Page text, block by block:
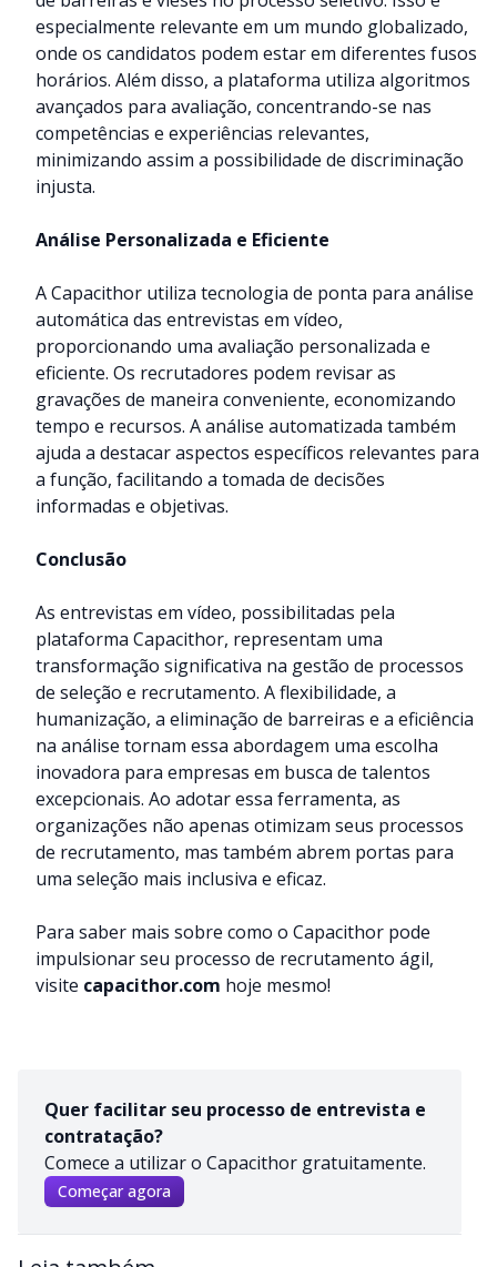
especialmente relevante em um mundo globalizado,
onde os candidatos podem estar em diferentes fusos
horários. Além disso, a plataforma utiliza algoritmos
avançados para avaliação, concentrando-se nas
competências e experiências relevantes,
minimizando assim a possibilidade de discriminação
injusta.
Análise Personalizada e Eficiente
A Capacithor utiliza tecnologia de ponta para análise
automática das entrevistas em vídeo,
proporcionando uma avaliação personalizada e
eficiente. Os recrutadores podem revisar as
gravações de maneira conveniente, economizando
tempo e recursos. A análise automatizada também
ajuda a destacar aspectos específicos relevantes para
a função, facilitando a tomada de decisões
informadas e objetivas.
Conclusão
As entrevistas em vídeo, possibilitadas pela
plataforma Capacithor, representam uma
transformação significativa na gestão de processos
de seleção e recrutamento. A flexibilidade, a
humanização, a eliminação de barreiras e a eficiência
na análise tornam essa abordagem uma escolha
inovadora para empresas em busca de talentos
excepcionais. Ao adotar essa ferramenta, as
organizações não apenas otimizam seus processos
de recrutamento, mas também abrem portas para
uma seleção mais inclusiva e eficaz.
Para saber mais sobre como o Capacithor pode
impulsionar seu processo de recrutamento ágil,
visite capacithor.com hoje mesmo!
Quer facilitar seu processo de entrevista e
contratação?
Comece a utilizar o Capacithor gratuitamente.
Começar agora